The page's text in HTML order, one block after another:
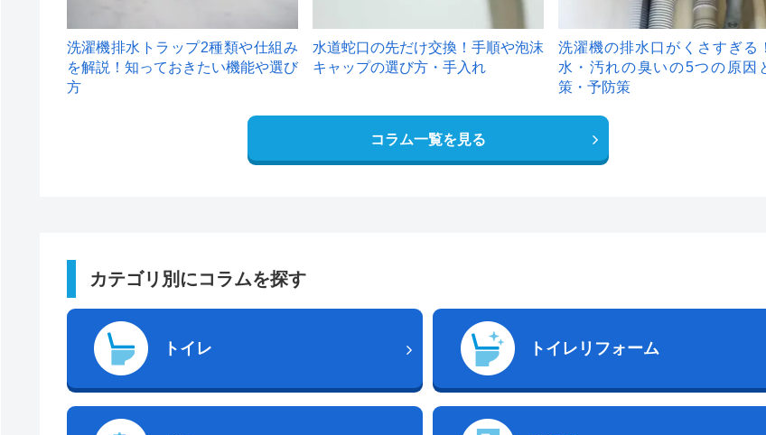
洗濯機排水トラップ2種類や仕組み
を解説！知っておきたい機能や選び
方
水道蛇口の先だけ交換！手順や泡沫
キャップの選び方・手入れ
洗濯機の排水口がくさすぎる
水・汚れの臭いの5つの原因
策・予防策
コラム一覧を見る
カテゴリ別にコラムを探す
トイレ トイレリフォーム